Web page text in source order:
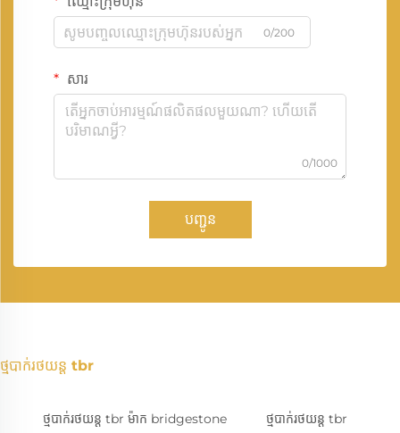
0/200
សារ
0/1000
បញ្ជូន
ថ្មបាក់រថយន្ត tbr
ថ្មបាក់រថយន្ត tbr ម៉ាក bridgestone ថ្មបាក់រថយន្ត tbr